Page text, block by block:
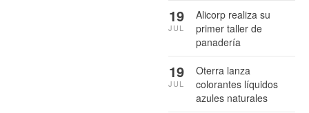
Alicorp realiza su
primer taller de
panadería
19
JUL
Oterra lanza
colorantes líquidos
azules naturales
19
JUL